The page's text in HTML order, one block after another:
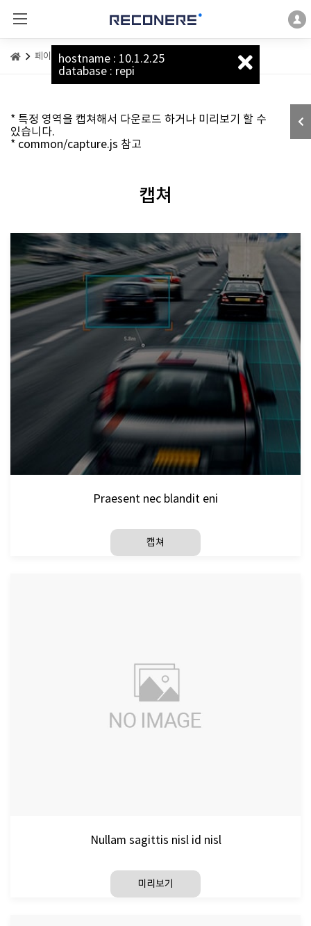
페이지 예시 캡쳐 예시 페이지
* 특정 영역을 캡쳐해서 다운로드 하거나 미리보기 할 수
있습니다.
* common/capture.js 참고
캡쳐
Praesent nec blandit eni
캡쳐
Nullam sagittis nisl id nisl
미리보기
hostname : 10.1.2.25
database : repi